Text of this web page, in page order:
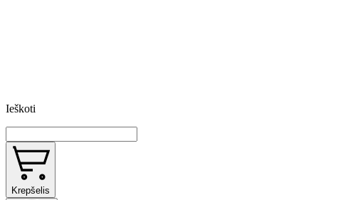
Ieškoti
Krepšelis